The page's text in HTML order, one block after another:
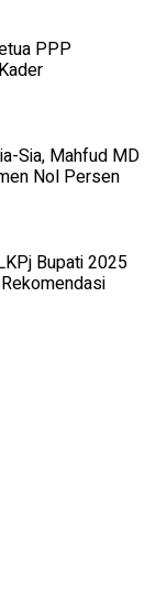
PPP
Sia, Mahfud MD
Nol Persen
Bupati 2025